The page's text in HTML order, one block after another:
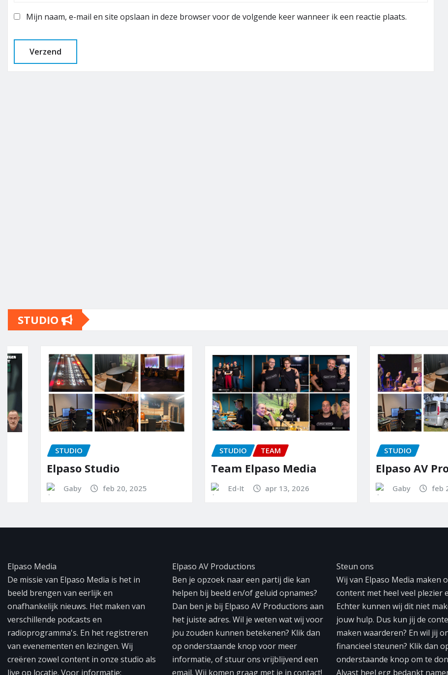
Mijn naam, e-mail en site opslaan in deze browser voor de volgende keer wanneer ik een reactie plaats.
STUDIO
STUDIO
Elpaso Studio
Gaby feb 20, 2025
STUDIO TEAM
Team Elpaso Media
Ed-It apr 13, 2026
STUDIO
Elpaso AV
Gaby feb 28, 2025
Elpaso Media
De missie van Elpaso Media is het in
beeld brengen van eerlijk en
onafhankelijk nieuws. Het maken van
verschillende podcasts en
radioprogramma's. En het registreren
van evenementen en lezingen. Wij
creëren zowel content in onze studio als
live op locatie. Voor informatie:
Elpaso AV Productions
Ben je opzoek naar een partij die kan
helpen bij beeld en/of geluid opnames?
Dan ben je bij Elpaso AV Productions aan
het juiste adres. Wil je weten wat wij voor
jou zouden kunnen betekenen? Klik dan
op onderstaande knop voor meer
informatie, of stuur ons vrijblijvend een
email. Wij komen graag met je in contact!
Steun ons
Wij van Elpaso Media maken
content met heel veel plezier
Echter kunnen wij dit niet
jouw hulp. Dus kun jij de
maken waarderen? En wil jij
financieel steunen? Klik dan
onderstaande knop om te
Alvast heel erg bedankt